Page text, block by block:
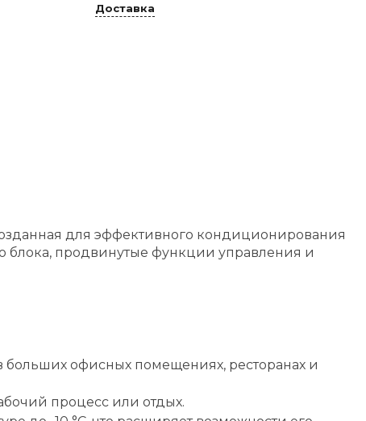
Доставка
для эффективного кондиционирования
продвинутые функции управления и
больших офисных помещениях, ресторанах и
процесс или отдых.